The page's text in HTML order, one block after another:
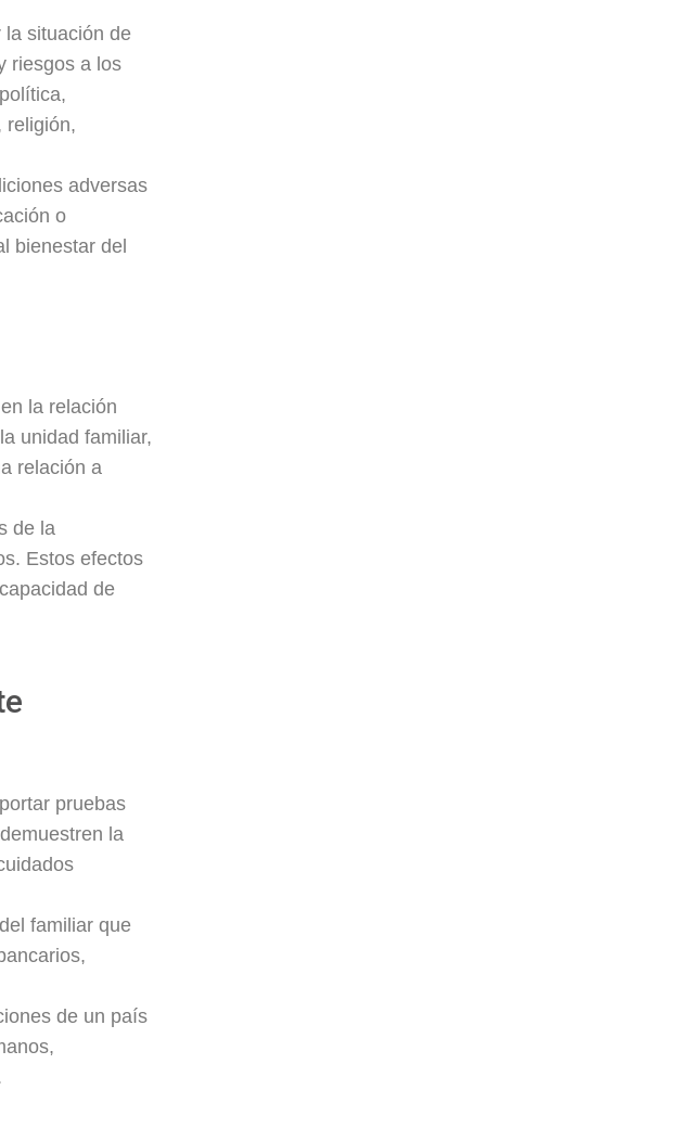
la situación de
riesgos a los
religión,
adversas
o
bienestar del
la relación
unidad familiar,
relación a
de la
Estos efectos
de
pruebas
la
familiar que
de un país